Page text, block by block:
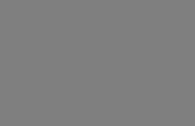
Sävar 61:1)